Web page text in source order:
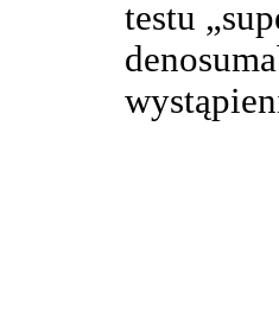
testu